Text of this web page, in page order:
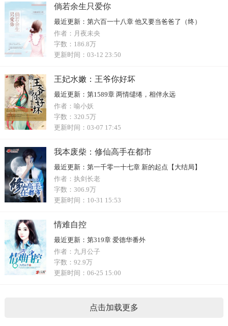
倘若余生只爱你
最近更新： 第六百一十八章 他又要当爸爸了（终）
作者： 月夜未央
字数： 186.8万
更新时间： 03-12 23:50
王妃水嫩：王爷你好坏
最近更新： 第1589章 两情缱绻，相伴永远
作者： 喻小妖
字数： 320.5万
更新时间： 03-07 17:45
我本废柴：修仙高手在都市
最近更新： 第一千零一十七章 新的起点【大结局】
作者： 执剑长老
字数： 306.9万
更新时间： 10-31 15:53
情难自控
最近更新： 第319章 爱德华番外
作者： 九月公子
字数： 92.9万
更新时间： 06-25 15:00
点击加载更多